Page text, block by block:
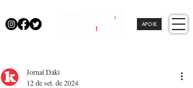
APOIE
Jornal Daki
12 de set. de 2024